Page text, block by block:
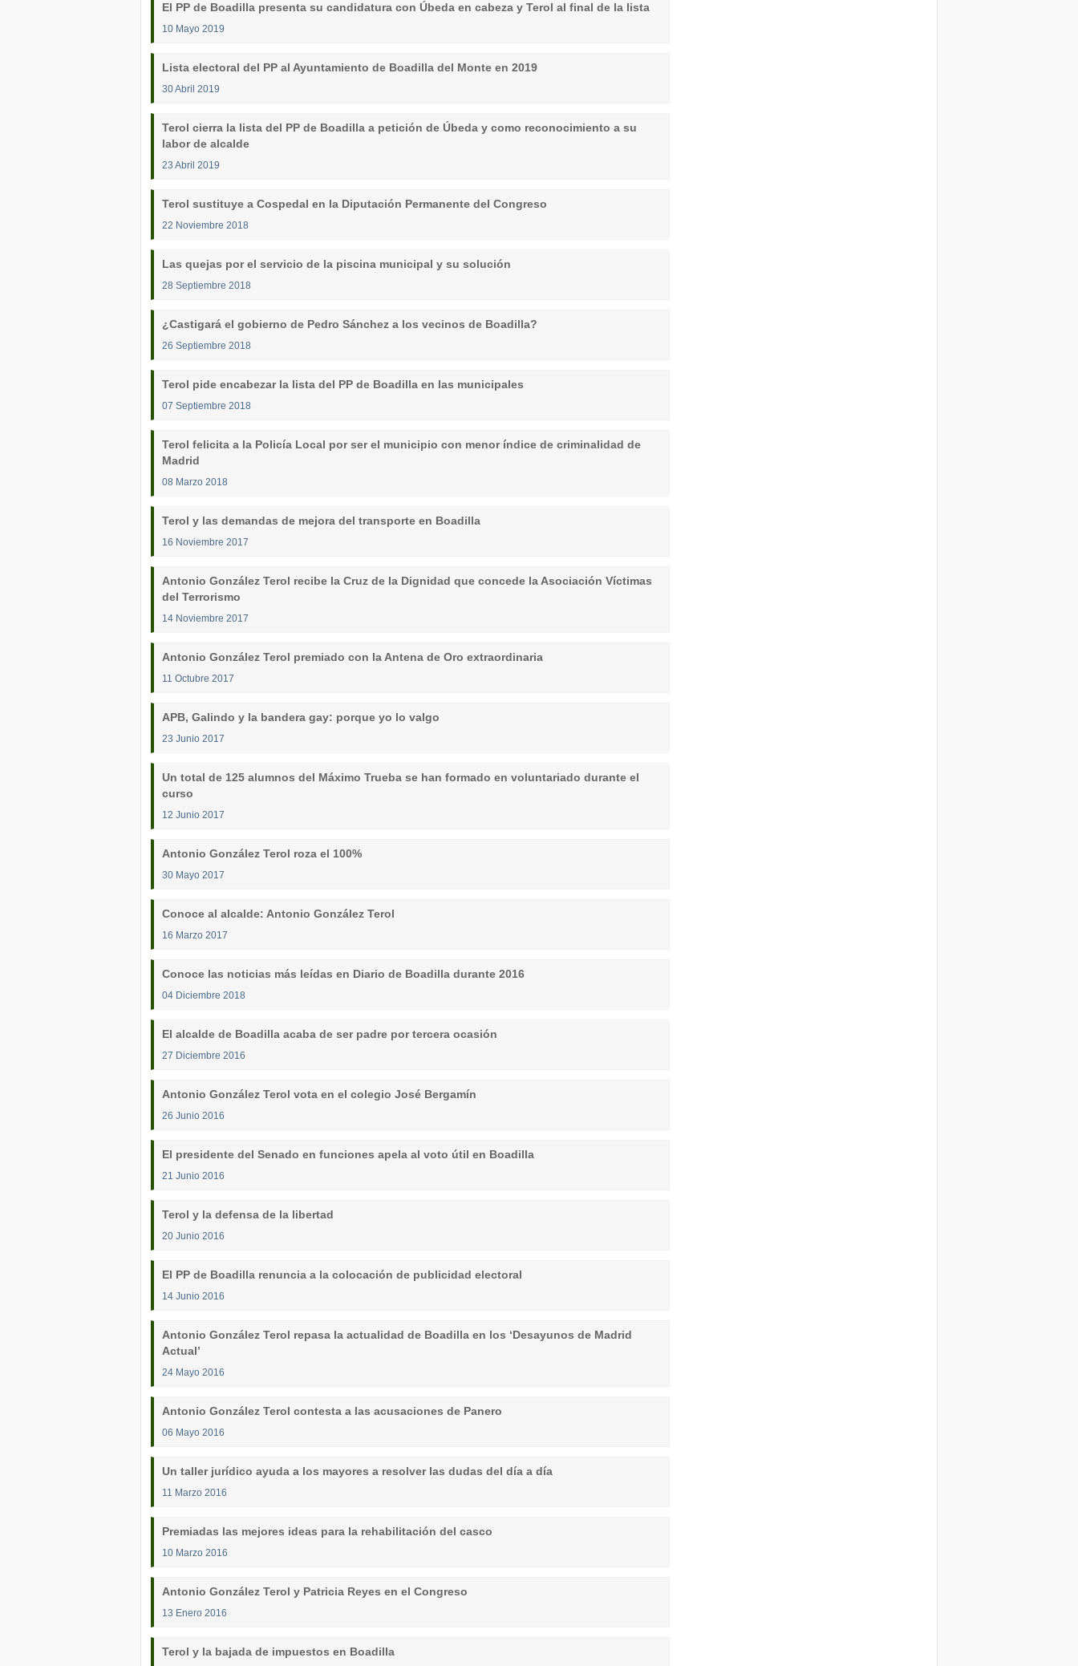
El PP de Boadilla presenta su candidatura con Úbeda en cabeza y Terol al final de la lista
10 Mayo 2019
Lista electoral del PP al Ayuntamiento de Boadilla del Monte en 2019
30 Abril 2019
Terol cierra la lista del PP de Boadilla a petición de Úbeda y como reconocimiento a su
labor de alcalde
23 Abril 2019
Terol sustituye a Cospedal en la Diputación Permanente del Congreso
22 Noviembre 2018
Las quejas por el servicio de la piscina municipal y su solución
28 Septiembre 2018
¿Castigará el gobierno de Pedro Sánchez a los vecinos de Boadilla?
26 Septiembre 2018
Terol pide encabezar la lista del PP de Boadilla en las municipales
07 Septiembre 2018
Terol felicita a la Policía Local por ser el municipio con menor índice de criminalidad de
Madrid
08 Marzo 2018
Terol y las demandas de mejora del transporte en Boadilla
16 Noviembre 2017
Antonio González Terol recibe la Cruz de la Dignidad que concede la Asociación Víctimas
del Terrorismo
14 Noviembre 2017
Antonio González Terol premiado con la Antena de Oro extraordinaria
11 Octubre 2017
APB, Galindo y la bandera gay: porque yo lo valgo
23 Junio 2017
Un total de 125 alumnos del Máximo Trueba se han formado en voluntariado durante el
curso
12 Junio 2017
Antonio González Terol roza el 100%
30 Mayo 2017
Conoce al alcalde: Antonio González Terol
16 Marzo 2017
Conoce las noticias más leídas en Diario de Boadilla durante 2016
04 Diciembre 2018
El alcalde de Boadilla acaba de ser padre por tercera ocasión
27 Diciembre 2016
Antonio González Terol vota en el colegio José Bergamín
26 Junio 2016
El presidente del Senado en funciones apela al voto útil en Boadilla
21 Junio 2016
Terol y la defensa de la libertad
20 Junio 2016
El PP de Boadilla renuncia a la colocación de publicidad electoral
14 Junio 2016
Antonio González Terol repasa la actualidad de Boadilla en los ‘Desayunos de Madrid
Actual’
24 Mayo 2016
Antonio González Terol contesta a las acusaciones de Panero
06 Mayo 2016
Un taller jurídico ayuda a los mayores a resolver las dudas del día a día
11 Marzo 2016
Premiadas las mejores ideas para la rehabilitación del casco
10 Marzo 2016
Antonio González Terol y Patricia Reyes en el Congreso
13 Enero 2016
Terol y la bajada de impuestos en Boadilla